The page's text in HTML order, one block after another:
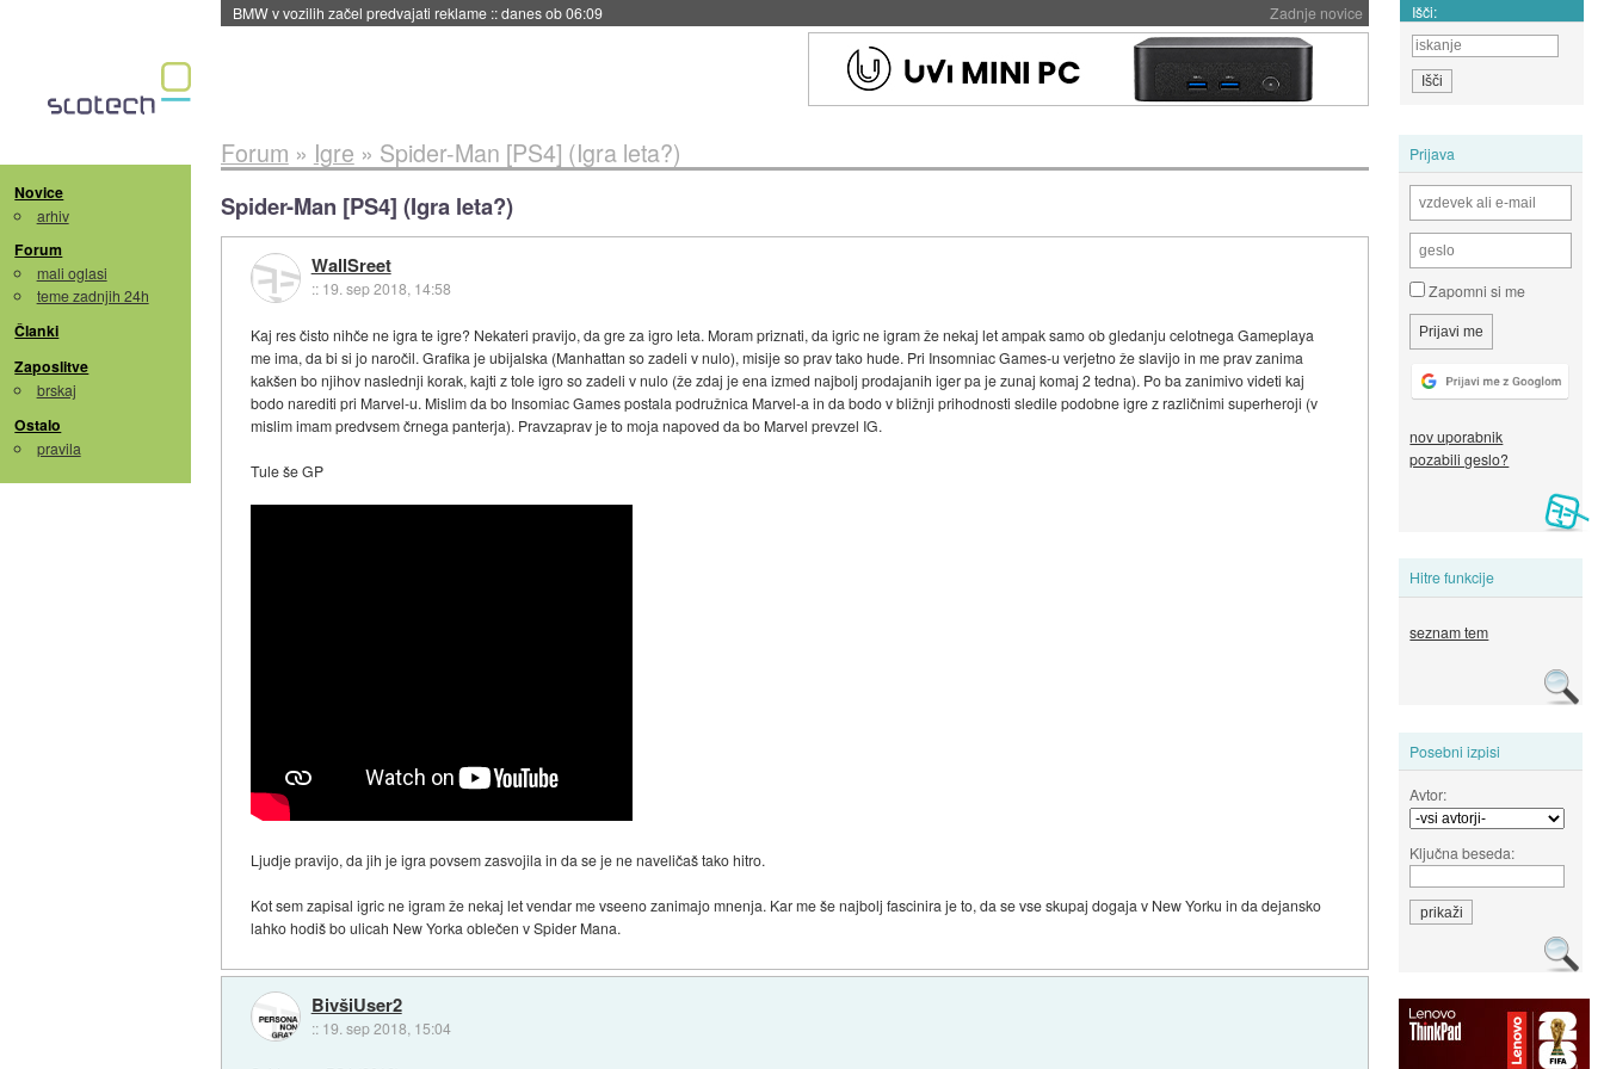
Zadnje novice
BMW v vozilih začel predvajati reklame ::danes ob 06:09 Išči:
Novice
arhiv
Forum
mali oglasi
teme zadnjih 24h
Članki
Zaposlitve
brskaj
Ostalo
pravila
Prijava
Zapomni si me
nov uporabnik
pozabili geslo?
Hitre funkcije
seznam tem
Posebni izpisi
Avtor:
Ključna beseda:
Forum » Igre » Spider-Man [PS4] (Igra leta?)
Spider-Man [PS4] (Igra leta?)
WallSreet
:: 19. sep 2018, 14:58
Kaj res čisto nihče ne igra te igre? Nekateri pravijo, da gre za igro leta. Moram priznati, da igric ne igram že nekaj let ampak samo ob gledanju celotnega Gameplaya
me ima, da bi si jo naročil. Grafika je ubijalska (Manhattan so zadeli v nulo), misije so prav tako hude. Pri Insomniac Games-u verjetno že slavijo in me prav zanima
kakšen bo njihov naslednji korak, kajti z tole igro so zadeli v nulo (že zdaj je ena izmed najbolj prodajanih iger pa je zunaj komaj 2 tedna). Po ba zanimivo videti kaj
bodo narediti pri Marvel-u. Mislim da bo Insomiac Games postala podružnica Marvel-a in da bodo v bližnji prihodnosti sledile podobne igre z različnimi superheroji (v
mislim imam predvsem črnega panterja). Pravzaprav je to moja napoved da bo Marvel prevzel IG.
Tule še GP
Ljudje pravijo, da jih je igra povsem zasvojila in da se je ne naveličaš tako hitro.
Kot sem zapisal igric ne igram že nekaj let vendar me vseeno zanimajo mnenja. Kar me še najbolj fascinira je to, da se vse skupaj dogaja v New Yorku in da dejansko
lahko hodiš bo ulicah New Yorka oblečen v Spider Mana.
BivšiUser2
:: 19. sep 2018, 15:04